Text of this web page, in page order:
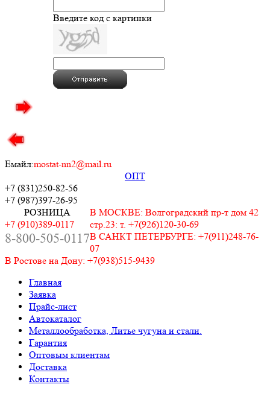
Введите код с картинки
Емайл:mostat-nn2@mail.ru
ОПТ
+7 (831)250-82-56
+7 (987)397-26-95
РОЗНИЦА
+7 (910)389-0117
8-800-505-0117
В МОСКВЕ: Волгоградский пр-т дом 42
стр.23: т. +7(926)120-30-69
В САНКТ ПЕТЕРБУРГЕ: +7(911)248-76-
07
В Ростове на Дону: +7(938)515-9439
Главная
Заявка
Прайс-лист
Автокаталог
Металлообработка, Литье чугуна и стали.
Гарантия
Оптовым клиентам
Доставка
Контакты